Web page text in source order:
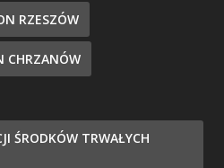
RZESZÓW
CHRZANÓW
ŚRODKÓW TRWAŁYCH